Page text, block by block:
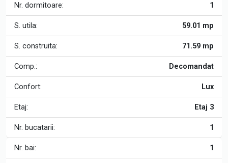
Nr. dormitoare: 1
S. utila: 59.01 mp
S. construita: 71.59 mp
Comp.: Decomandat
Confort: Lux
Etaj: Etaj 3
Nr. bucatarii: 1
Nr. bai: 1